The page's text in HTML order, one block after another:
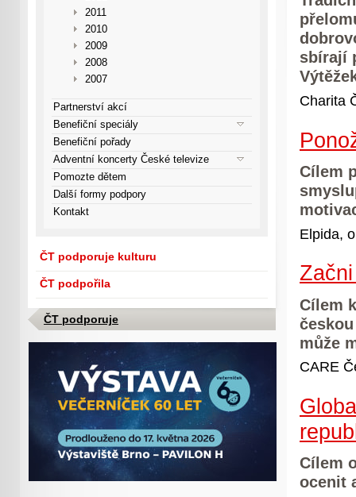
2011
2010
2009
2008
2007
Partnerství akcí
Benefiční speciály
Benefiční pořady
Adventní koncerty České televize
Pomozte dětem
Další formy podpory
Kontakt
ČT podporuje kulturu
ČT podpořila
ČT podporuje
sbírají
Charita
Cílem
Elpida,
Cílem
může
CARE
Cílem
ocenit